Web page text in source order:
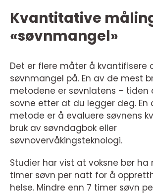
Kvantitative
«søvnmangel»
Det er flere måter å kvantifisere
søvnmangel på. En av de mest
metodene er søvnlatens – tiden
sovne etter at du legger deg. En
metode er å evaluere søvnens
bruk av søvndagbok eller
søvnovervåkingsteknologi.
Studier har vist at voksne bør
timer søvn per natt for å
helse. Mindre enn 7 timer søvn